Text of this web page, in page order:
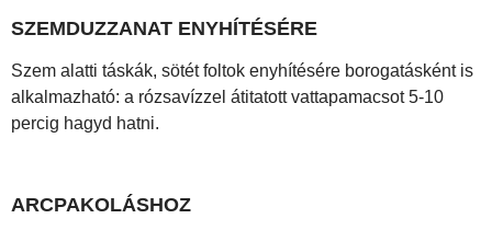
SZEMDUZZANAT ENYHÍTÉSÉRE
Szem alatti táskák, sötét foltok enyhítésére borogatásként is
alkalmazható: a rózsavízzel átitatott vattapamacsot 5-10
percig hagyd hatni.
ARCPAKOLÁSHOZ